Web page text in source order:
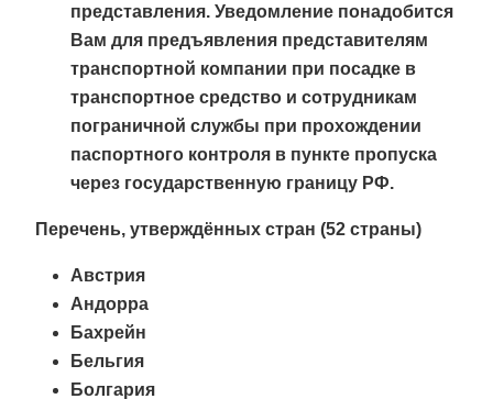
представления. Уведомление понадобится
Вам для предъявления представителям
транспортной компании при посадке в
транспортное средство и сотрудникам
пограничной службы при прохождении
паспортного контроля в пункте пропуска
через государственную границу РФ.
Перечень, утверждённых стран (52 страны)
Австрия
Андорра
Бахрейн
Бельгия
Болгария